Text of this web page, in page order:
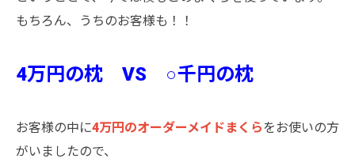
もちろん、うちのお客様も！！
4万円の枕 VS ○千円の枕
お客様の中に4万円のオーダーメイドまくら をお使いの方
がいましたので、